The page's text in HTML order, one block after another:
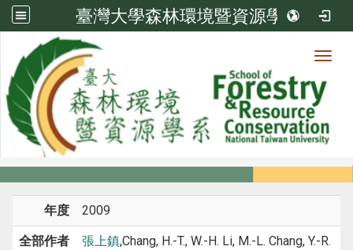
臺灣大學森林環境暨資源學系
系所成員
系所成員
年度 2009
全部作者 張上鎮,Chang, H.-T., W.-H. Li, M.-L. Chang, Y.-R.